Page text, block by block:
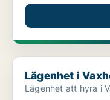
Lägenhet i Vaxholm
Lägenhet i